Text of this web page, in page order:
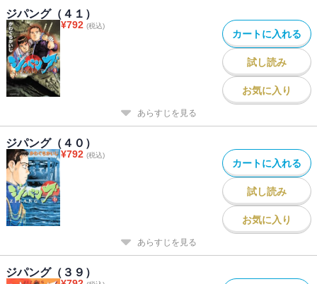
ジパング（４１）
¥792 (税込)
カートに入れる
試し読み
お気に入り
あらすじを見る
ジパング（４０）
¥792 (税込)
カートに入れる
試し読み
お気に入り
あらすじを見る
ジパング（３９）